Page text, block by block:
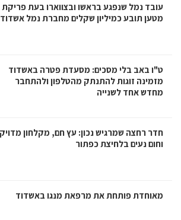
עובד נמל שנפגע בראשו ובצווארו בעת פריקת
מטען תובע כמיליון שקלים מחברת נמל אשדוד
ט"ו באב בלי מסכים: מסעדת פטרה באשדוד
מזמינה זוגות להתנתק מהטלפון ולהתחבר
מחדש אחד לשנייה
חדר רחצה שמרגיש נכון: עץ חם, מקלחון מדויק
וחום נעים בלחיצת כפתור
מאוחדת פותחת את מרפאת מנגו באשדוד